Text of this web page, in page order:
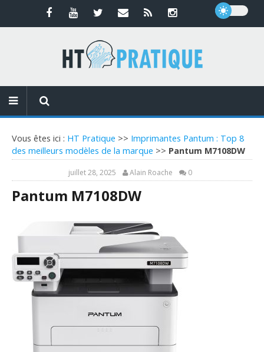
Vous êtes ici : HT Pratique >> Imprimantes Pantum : Top 8
des meilleurs modèles de la marque >> Pantum M7108DW
juillet 28, 2025 Alain Roache 0
Pantum M7108DW